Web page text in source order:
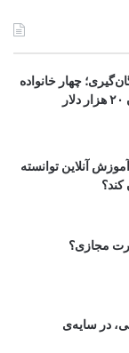
چهار خانواده
در انتظار نجات؛ گروگان‌گیران ۲۰ هزار دلار
آنلاین توانسته
مجازی؟
در سایه‌ی